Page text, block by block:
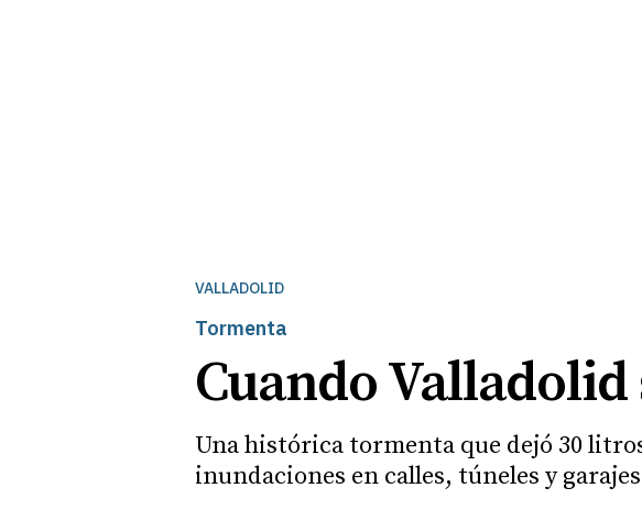
VALLADOLID
Tormenta
Cuando
Una histórica tormenta que dejó 30
inundaciones en calles, túneles y garajes